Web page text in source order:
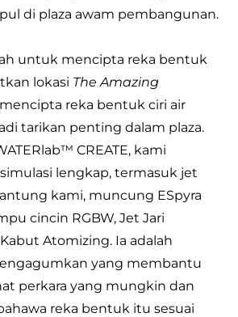
di plaza awam pembangunan.
untuk mencipta reka bentuk
lokasi The Amazing
reka bentuk ciri air
tarikan penting dalam plaza.
CREATE, kami
lengkap, termasuk jet
kami, muncung ESpyra
cincin RGBW, Jet Jari
Atomizing. Ia adalah
yang membantu
perkara yang mungkin dan
reka bentuk itu sesuai